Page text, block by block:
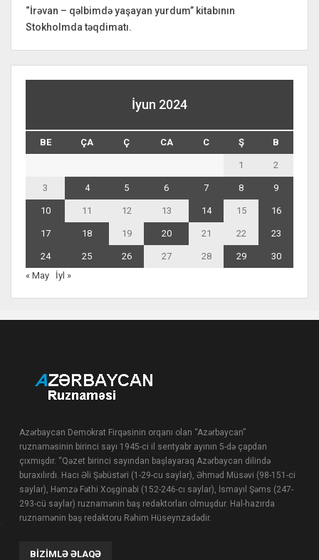
“İrəvan – qəlbimdə yaşayan yurdum” kitabının
Stokholmda təqdimatı.
İyun 2024
BE ÇA Ç CA C Ş B
1 2
3 4 5 6 7 8 9
10 11 12 13 14 15 16
17 18 19 20 21 22 23
24 25 26 27 28 29
30
« May
İyl »
Azərbaycan Demokrat Firqəsinin orqanı olan “Azərbaycan”
ruznaməsinin birinci sayı 1945-ci il sentyabr ayının 5-də çapdan
çıxmışdır. “Qəzet birinci sayından başlayaraq Azərbaycan dilində
buraxılırdı. Hacı Əli Şəbüstəri (1-29-cu saylar), Əhməd Müsəvi (98-151-ci
saylar), Həmzə Fəthi Xoşginabi (152-246-cı saylar), İsmayıl Şəms (247-
293-cü saylar) ruznamənin baş redaktorları olmuşdur. Hal-hazırda
ruznamənin baş redaktoru Rəhim Hüseynzadədir.
BIZIMLƏ ƏLAQƏ